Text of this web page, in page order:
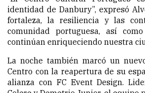
identidad de Danbury”, expresó
fortaleza, la resiliencia y las
comunidad portuguesa, así
continúan enriqueciendo nuestra
La noche también marcó un
Centro con la reapertura de su
alianza con FC Event Design.